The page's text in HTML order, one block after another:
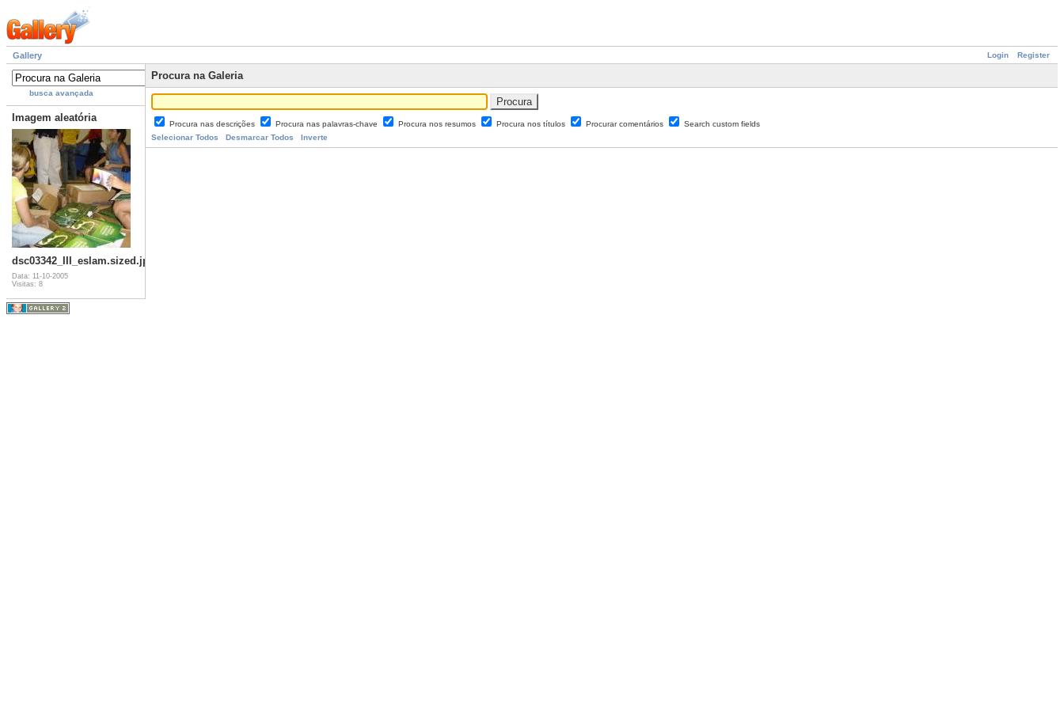
Login Register
Gallery
busca avançada
Imagem aleatória
dsc03342_III_eslam.sized.jpg
Data: 11-10-2005
Visitas: 8
Procura na Galeria
Procura nas descrições Procura nas palavras-chave Procura nos resumos Procura nos títulos Procurar comentários
Search custom fields
Selecionar Todos
Desmarcar Todos Inverte